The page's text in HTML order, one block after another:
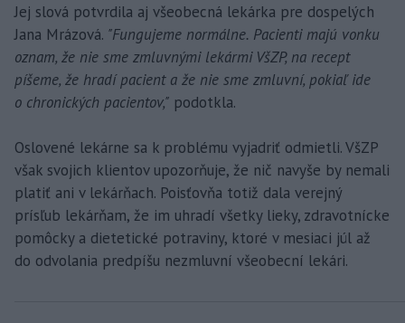
Jej slová potvrdila aj všeobecná lekárka pre dospelých
Jana Mrázová. "Fungujeme normálne. Pacienti majú vonku
oznam, že nie sme zmluvnými lekármi VšZP, na recept
píšeme, že hradí pacient a že nie sme zmluvní, pokiaľ ide
o chronických pacientov," podotkla.
Oslovené lekárne sa k problému vyjadriť odmietli. VšZP
však svojich klientov upozorňuje, že nič navyše by nemali
platiť ani v lekárňach. Poisťovňa totiž dala verejný
prísľub lekárňam, že im uhradí všetky lieky, zdravotnícke
pomôcky a dietetické potraviny, ktoré v mesiaci júl až
do odvolania predpíšu nezmluvní všeobecní lekári.